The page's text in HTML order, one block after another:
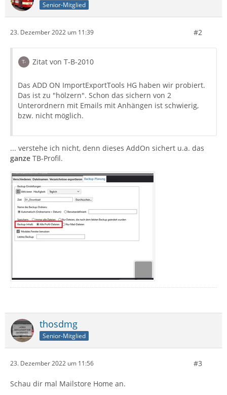
Senior-Mitglied
23. Dezember 2022 um 11:39 #2
Zitat von T-B-2010
Das ADD ON ImportExportTools HG haben wir probiert.
Das ist zu "hölzern". Schon das sichern von 2
Unterordnern mit Emails mit Anhängen ist schwierig,
bzw. nicht möglich.
... verstehe ich nicht, denn dieses AddOn sichert u.a. das
ganze TB-Profil.
thosdmg
Senior-Mitglied
23. Dezember 2022 um 11:56 #3
Schau dir mal Mailstore Home an.